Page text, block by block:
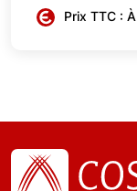
Prix TTC :